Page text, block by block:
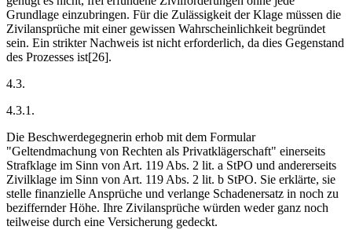
Grundlage einzubringen. Für die Zulässigkeit der Klage müssen die
Zivilansprüche mit einer gewissen Wahrscheinlichkeit begründet
sein. Ein strikter Nachweis ist nicht erforderlich, da dies Gegenstand
des Prozesses ist[26].
4.3.
4.3.1.
Die Beschwerdegegnerin erhob mit dem Formular
"Geltendmachung von Rechten als Privat­klägerschaft" einerseits
Strafklage im Sinn von Art. 119 Abs. 2 lit. a StPO und andererseits
Zivilklage im Sinn von Art. 119 Abs. 2 lit. b StPO. Sie erklärte, sie
stelle finanzielle Ansprüche und verlange Schadenersatz in noch zu
beziffernder Höhe. Ihre Zivilansprüche würden weder ganz noch
teilweise durch eine Versicherung gedeckt.